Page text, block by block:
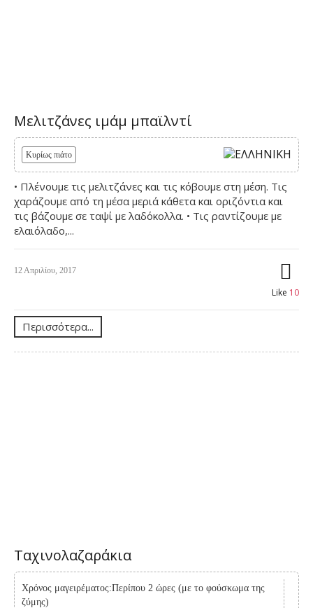
Μελιτζάνες ιμάμ μπαϊλντί
Κυρίως πιάτο
• Πλένουμε τις μελιτζάνες και τις κόβουμε στη μέση. Τις
χαράζουμε από τη μέσα μεριά κάθετα και οριζόντια και
τις βάζουμε σε ταψί με λαδόκολλα. • Τις ραντίζουμε με
ελαιόλαδο,...
12 Απριλίου, 2017
Like 10
Περισσότερα...
Ταχινολαζαράκια
Χρόνος μαγειρέματος:Περίπου 2 ώρες (με το φούσκωμα της
ζύμης)